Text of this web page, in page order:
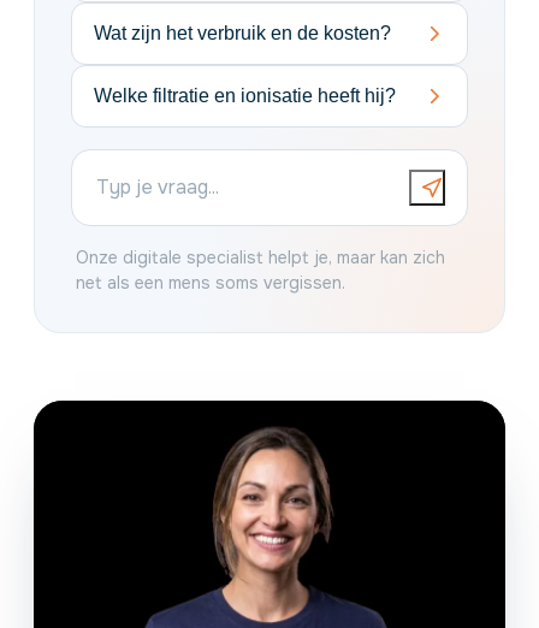
Wat zijn het verbruik en de kosten?
Welke filtratie en ionisatie heeft hij?
Onze digitale specialist helpt je, maar kan zich
net als een mens soms vergissen.